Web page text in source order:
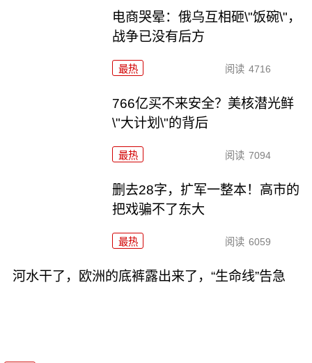
电商哭晕：俄乌互相砸\"饭碗\"，
战争已没有后方
最热 阅读 4716
766亿买不来安全？美核潜光鲜
\"大计划\"的背后
最热 阅读 7094
删去28字，扩军一整本！高市的
把戏骗不了东大
最热 阅读 6059
河水干了，欧洲的底裤露出来了，“生命线”告急